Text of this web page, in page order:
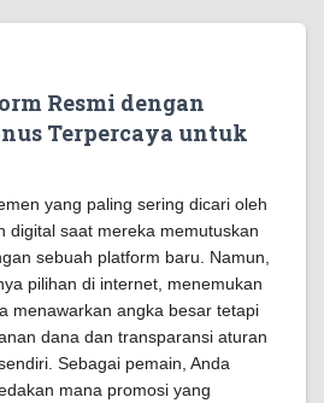
Resmi dengan
Terpercaya untuk
yang paling sering dicari oleh
digital saat mereka memutuskan
sebuah platform baru. Namun,
pilihan di internet, menemukan
menawarkan angka besar tetapi
dana dan transparansi aturan
Sebagai pemain, Anda
mana promosi yang